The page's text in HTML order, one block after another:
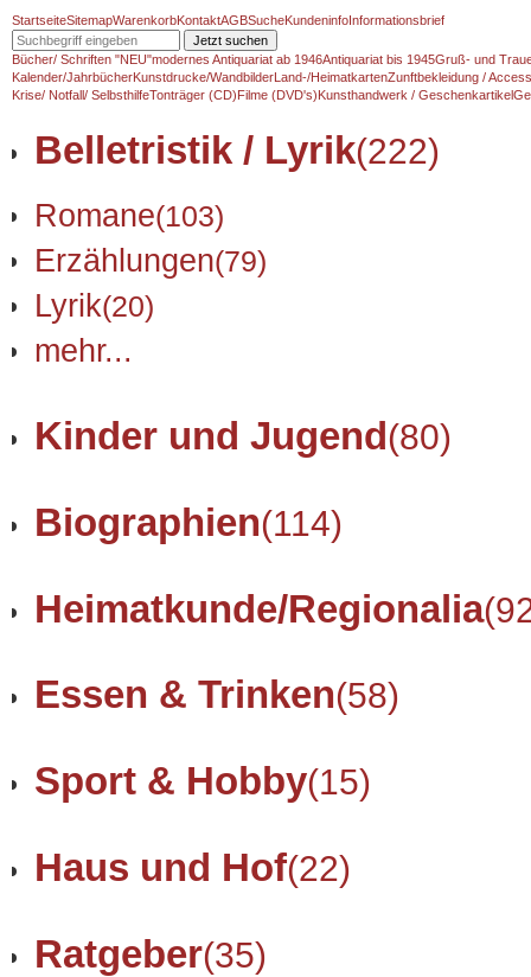
StartseiteSitemapWarenkorbKontaktAGBSucheKundeninfoInformationsbrief
Jetzt suchen
Bücher/ Schriften "NEU"modernes Antiquariat ab 1946Antiquariat bis 1945Gruß- und
Kalender/JahrbücherKunstdrucke/WandbilderLand-/HeimatkartenZunftbekleidung /
Krise/ Notfall/ SelbsthilfeTonträger (CD)Filme (DVD's)Kunsthandwerk / Geschenkartikel
Belletristik / Lyrik(222)
Romane(103)
Erzählungen(79)
Lyrik(20)
mehr...
Kinder und Jugend(80)
Biographien(114)
Heimatkunde/Regionalia
Essen & Trinken(58)
Sport & Hobby(15)
Haus und Hof(22)
Ratgeber(35)